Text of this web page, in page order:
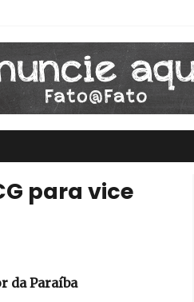
para vice
da Paraíba